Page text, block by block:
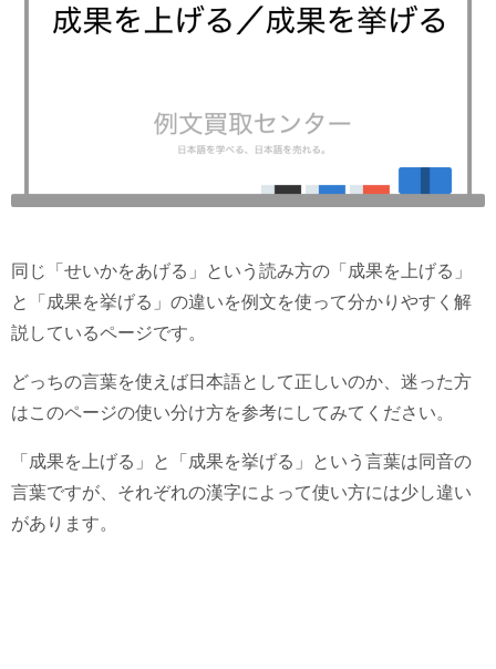
同じ「せいかをあげる」という読み方の「成果を上げる」
と「成果を挙げる」の違いを例文を使って分かりやすく解
説しているページです。
どっちの言葉を使えば日本語として正しいのか、迷った方
はこのページの使い分け方を参考にしてみてください。
「成果を上げる」と「成果を挙げる」という言葉は同音の
言葉ですが、それぞれの漢字によって使い方には少し違い
があります。